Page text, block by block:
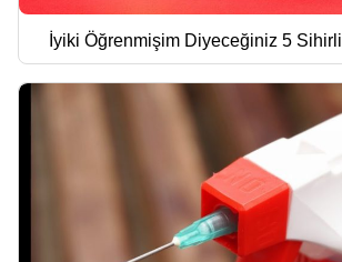
İyiki Öğrenmişim Diyeceğiniz 5